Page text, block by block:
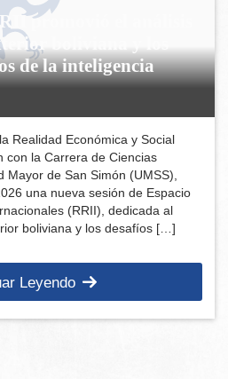
promovió el análisis
boliviana y los
de la inteligencia
Realidad Económica y Social
con la Carrera de Ciencias
Mayor de San Simón (UMSS),
una nueva sesión de Espacio
(RRII), dedicada al
boliviana y los desafíos […]
Leyendo